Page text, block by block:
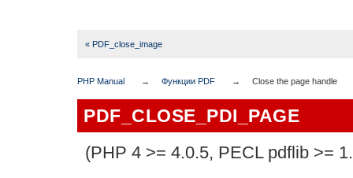
« PDF_close_image
PHP Manual Функции PDF Close the page handle
PDF_CLOSE_PDI_PAGE
(PHP 4 >= 4.0.5, PECL pdflib >=